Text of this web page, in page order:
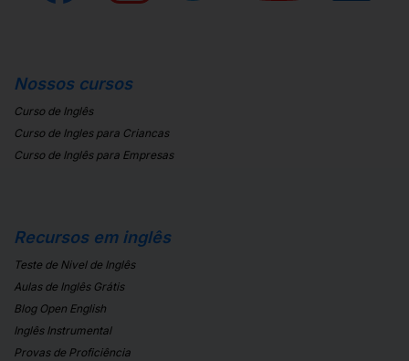
Nossos cursos
Curso de Inglês
Curso de Ingles para Criancas
Curso de Inglês para Empresas
Recursos em inglês
Teste de Nivel de Inglês
Aulas de Inglês Grátis
Blog Open English
Inglês Instrumental
Provas de Proficiência